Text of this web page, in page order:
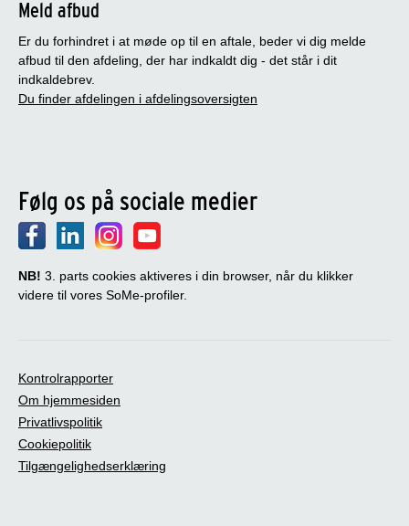
Meld afbud
Er du forhindret i at møde op til en aftale, beder vi dig melde
afbud til den afdeling, der har indkaldt dig - det står i dit
indkaldebrev.
Du finder afdelingen i afdelingsoversigten
Følg os på sociale medier
NB! 3. parts cookies aktiveres i din browser, når du klikker
videre til vores SoMe-profiler.
Kontrolrapporter
Om hjemmesiden
Privatlivspolitik
Cookiepolitik
Tilgængelighedserklæring